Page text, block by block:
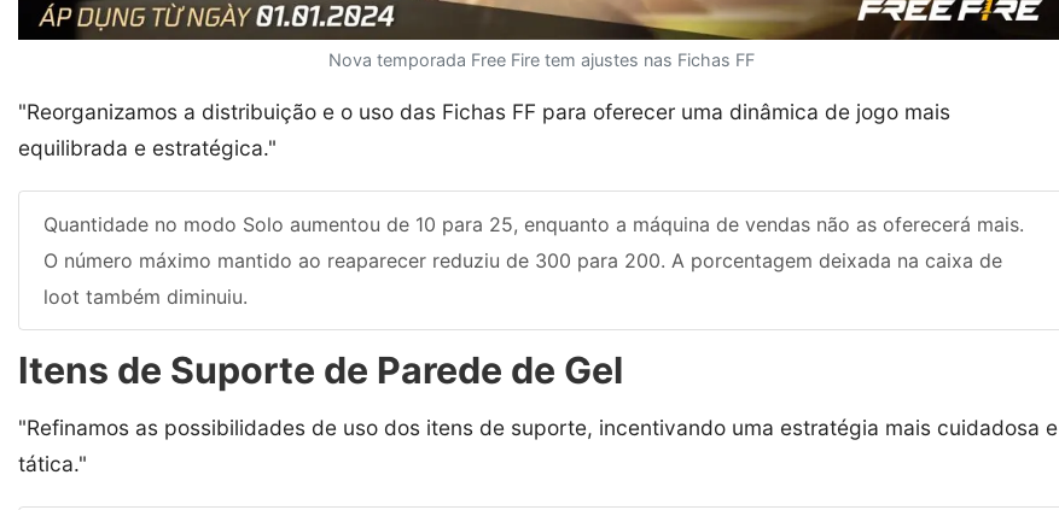
Nova temporada Free Fire tem ajustes nas Fichas FF
"Reorganizamos a distribuição e o uso das Fichas FF para oferecer uma dinâmica de jogo mais
equilibrada e estratégica."
Quantidade no modo Solo aumentou de 10 para 25, enquanto a máquina de vendas não as oferecerá mais.
O número máximo mantido ao reaparecer reduziu de 300 para 200. A porcentagem deixada na caixa de
loot também diminuiu.
Itens de Suporte de Parede de Gel
"Refinamos as possibilidades de uso dos itens de suporte, incentivando uma estratégia mais cuidadosa e
tática."